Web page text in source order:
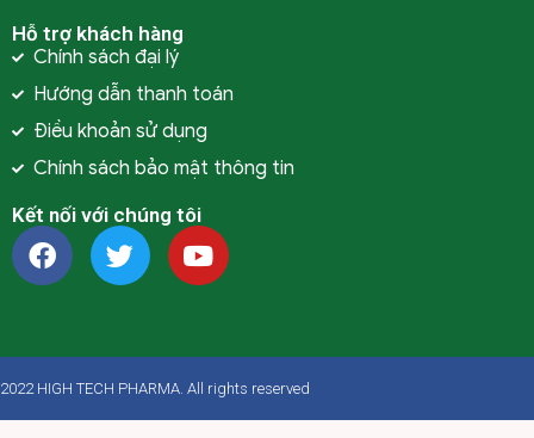
Hỗ trợ khách hàng
Chính sách đại lý
Hướng dẫn thanh toán
Điều khoản sử dụng
Chính sách bảo mật thông tin
Kết nối với chúng tôi
2022 HIGH TECH PHARMA. All rights reserved